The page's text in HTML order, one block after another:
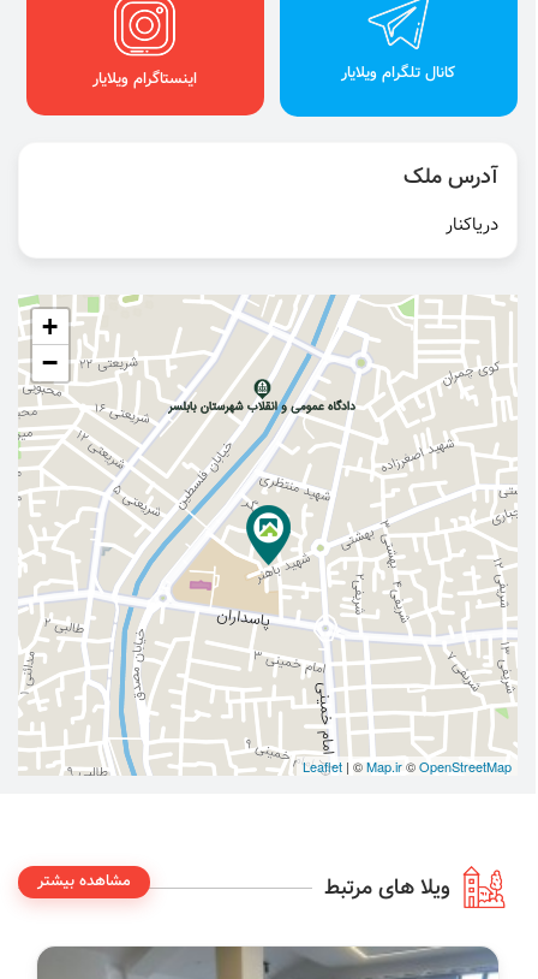
کانال تلگرام ویلایار اینستاگرام ویلایار
آدرس ملک
دریاکنار
+
−
Leaflet | ©Map.ir©OpenStreetMap
ویلا های مرتبط مشاهده بیشتر